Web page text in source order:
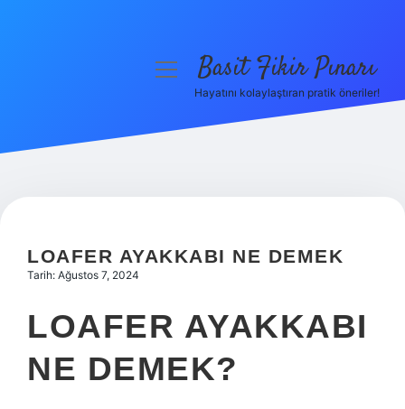
Hakkımızda
menüyüBasit Fikir Pınarı
Hayatını kolaylaştıran pratik öneriler!
LOAFER AYAKKABI NE DEMEK
Tarih: Ağustos 7, 2024
LOAFER AYAKKABI
NE DEMEK?